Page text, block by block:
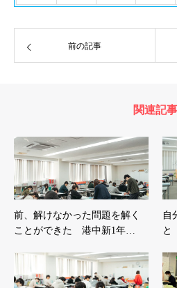
前の記事
関連記事
前、解けなかった問題を解く
ことができた 港中新1年…
自
と